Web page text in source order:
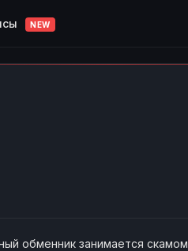
NEW
обменник занимается скамом